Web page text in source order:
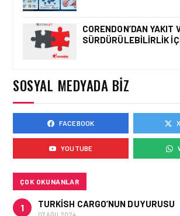
HAVAALANI • 05 AĞU
HAVAALANI • 05 AĞU
ISG’NIN
KURTARAN
CORENDON’DAN YAKIT
SÜRDÜRÜLEBILIRLIK
SOSYAL MEDYADA BIZ
FACEBOOK
YOUTUBE
ÇOK OKUNANLAR
1 TURKISH CARGO’NUN DUYURUSU